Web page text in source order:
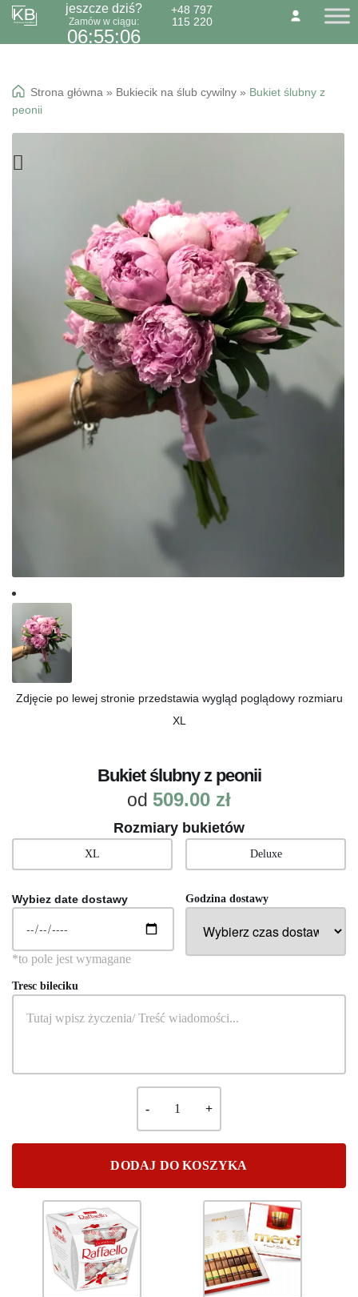
O NAS KONTAKTBLOG
Przejdź
do
Przejdź
do
jeszcze dziś?
Zamów w ciągu:
06:55:06
+48 797
115 220
Dzień Babci 21.01
Kwiaty
Wiązanki pogrzebowe
Strona główna » Bukiecik na ślub cywilny » Bukiet ślubny z
peonii
Zdjęcie po lewej stronie przedstawia wygląd poglądowy rozmiaru
XL
Bukiet ślubny z peonii
od 509.00 zł
Rozmiary bukietów
XL Deluxe
Wybiez date dostawy Godzina dostawy
Tresc bileciku
DODAJ DO KOSZYKA